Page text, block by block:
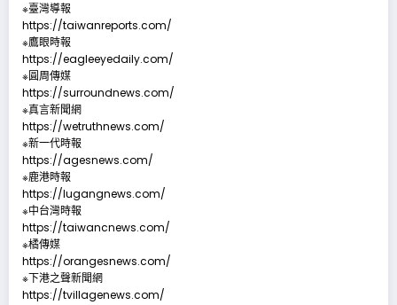
※臺灣導報
https://taiwanreports.com/
※鷹眼時報
https://eagleeyedaily.com/
※圓周傳媒
https://surroundnews.com/
※真言新聞網
https://wetruthnews.com/
※新一代時報
https://agesnews.com/
※鹿港時報
https://lugangnews.com/
※中台灣時報
https://taiwancnews.com/
※橘傳媒
https://orangesnews.com/
※下港之聲新聞網
https://tvillagenews.com/